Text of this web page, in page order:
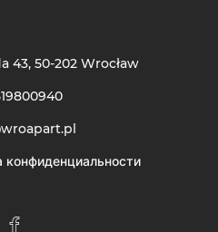
43, 50-202 Wrocław
конфиденциальности